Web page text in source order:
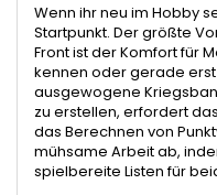
Wenn ihr neu im Hobby
Startpunkt. Der größte
Front ist der Komfort für
kennen oder gerade
ausgewogene
zu erstellen, erfordert
das Berechnen von
mühsame Arbeit ab,
spielbereite Listen für